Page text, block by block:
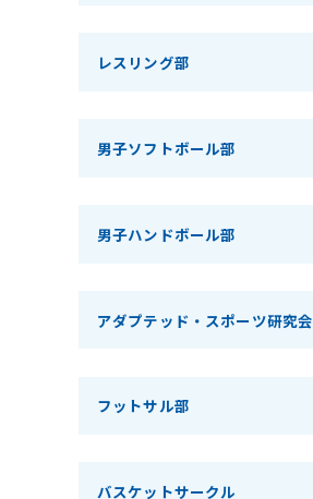
レスリング部
男子ソフトボール部
男子ハンドボール部
アダプテッド・スポーツ研究会
フットサル部
バスケットサークル